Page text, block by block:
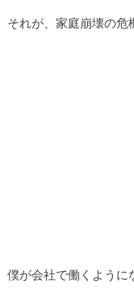
それが、家庭崩壊の危
僕が会社で働くように